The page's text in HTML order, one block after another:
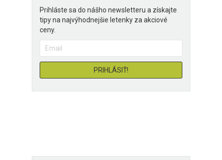
Prihláste sa do nášho newsletteru a získajte
tipy na najvýhodnejšie letenky za akciové
ceny.